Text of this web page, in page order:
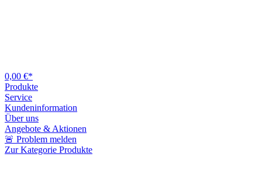
0,00 €*
Produkte
Service
Kundeninformation
Über uns
Angebote & Aktionen
🚨 Problem melden
Zur Kategorie Produkte